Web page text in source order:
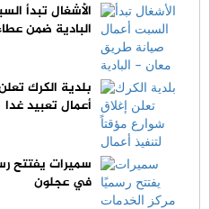
الأشغال تبدأ
البادية ضمن
بلدية الكرك
أعمال تعبيد غدا
سميرات يفتتح
في عجلون